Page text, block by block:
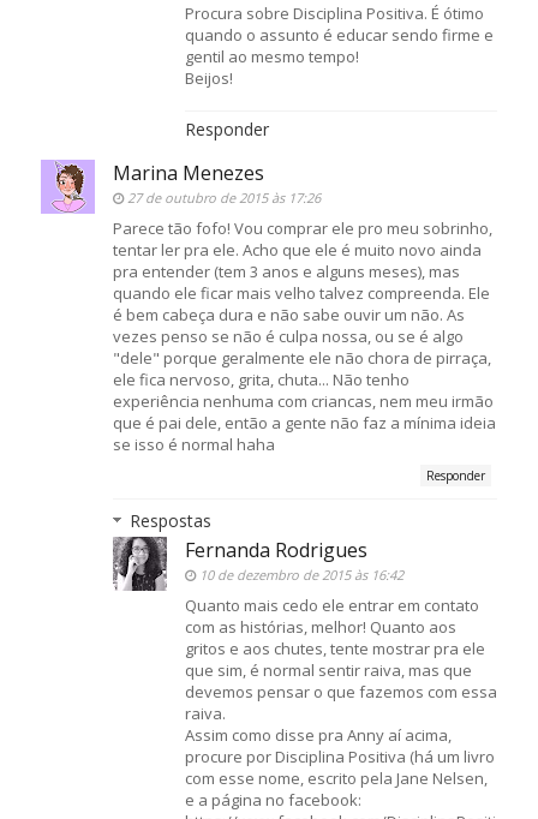
Procura sobre Disciplina Positiva. É ótimo
quando o assunto é educar sendo firme e
gentil ao mesmo tempo!
Beijos!
Responder
Marina Menezes
27 de outubro de 2015 às 17:26
Parece tão fofo! Vou comprar ele pro meu sobrinho,
tentar ler pra ele. Acho que ele é muito novo ainda
pra entender (tem 3 anos e alguns meses), mas
quando ele ficar mais velho talvez compreenda. Ele
é bem cabeça dura e não sabe ouvir um não. As
vezes penso se não é culpa nossa, ou se é algo
"dele" porque geralmente ele não chora de pirraça,
ele fica nervoso, grita, chuta... Não tenho
experiência nenhuma com criancas, nem meu irmão
que é pai dele, então a gente não faz a mínima ideia
se isso é normal haha
Responder
Respostas
Fernanda Rodrigues
10 de dezembro de 2015 às 16:42
Quanto mais cedo ele entrar em contato
com as histórias, melhor! Quanto aos
gritos e aos chutes, tente mostrar pra ele
que sim, é normal sentir raiva, mas que
devemos pensar o que fazemos com essa
raiva.
Assim como disse pra Anny aí acima,
procure por Disciplina Positiva (há um livro
com esse nome, escrito pela Jane Nelsen,
e a página no facebook: